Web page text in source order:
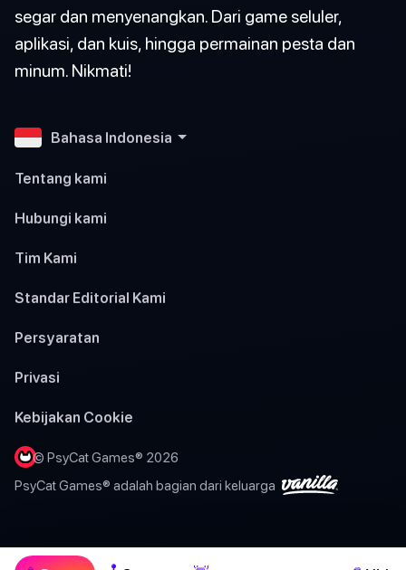
segar dan menyenangkan. Dari game seluler,
aplikasi, dan kuis, hingga permainan pesta dan
minum. Nikmati!
Bahasa Indonesia
Tentang kami
Hubungi kami
Tim Kami
Standar Editorial Kami
Persyaratan
Privasi
Kebijakan Cookie
© PsyCat Games® 2026
PsyCat Games® adalah bagian dari keluarga